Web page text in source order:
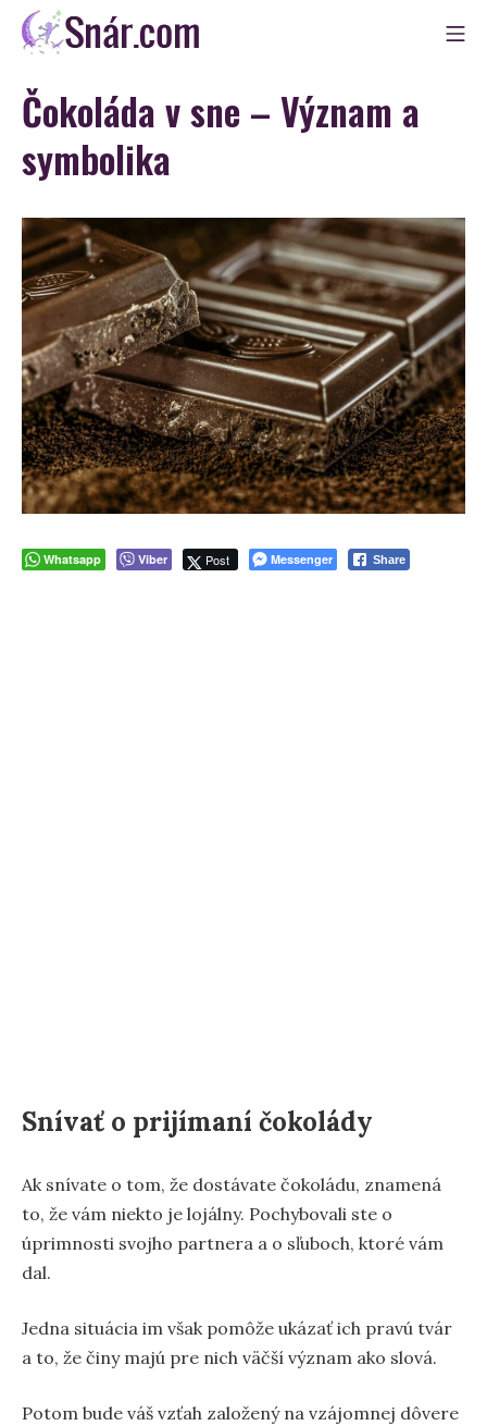
Skip
Snár
Čokoláda v sne – Význam a
symbolika
Whatsapp Viber Post Messenger Share
Snívať o prijímaní čokolády
Ak snívate o tom, že dostávate čokoládu, znamená
to, že vám niekto je lojálny. Pochybovali ste o
úprimnosti svojho partnera a o sľuboch, ktoré vám
dal.
Jedna situácia im však pomôže ukázať ich pravú tvár
a to, že činy majú pre nich väčší význam ako slová.
Potom bude váš vzťah založený na vzájomnej dôvere